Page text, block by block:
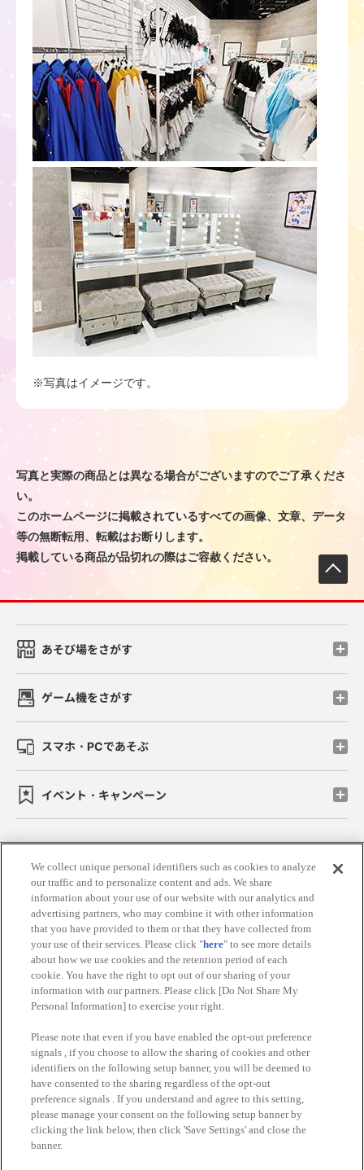
※写真はイメージです。
写真と実際の商品とは異なる場合がございますのでご了承くださ
い。
このホームページに掲載されているすべての画像、文章、データ
等の無断転用、転載はお断りします。
掲載している商品が品切れの際はご容赦ください。
あそび場をさがす
ゲーム機をさがす
スマホ・PCであそぶ
イベント・キャンペーン
関連会社 サステナビリティ サイトポリシー
プライバシーポリシー
ウェブアクセシビリティ方針と検証結果
お取引先さまとともに 食品のご提供について
カスタマーハラスメント対応方針
よくあるご質問・お問い合わせ
We collect unique personal identifiers such as cookies to analyze
our traffic and to personalize content and ads. We share
information about your use of our website with our analytics and
advertising partners, who may combine it with other information
that you have provided to them or that they have collected from
your use of their services. Please click "here" to see more details
about how we use cookies and the retention period of each
cookie. You have the right to opt out of our sharing of your
information with our partners. Please click [Do Not Share My
Personal Information] to exercise your right.
Please note that even if you have enabled the opt-out preference
signals , if you choose to allow the sharing of cookies and other
identifiers on the following setup banner, you will be deemed to
have consented to the sharing regardless of the opt-out
preference signals . If you understand and agree to this setting,
please manage your consent on the following setup banner by
clicking the link below, then click 'Save Settings' and close the
banner.